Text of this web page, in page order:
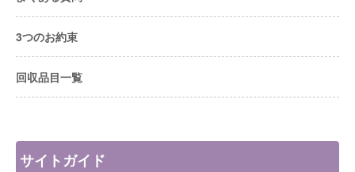
3つのお約束
回収品目一覧
サイトガイド